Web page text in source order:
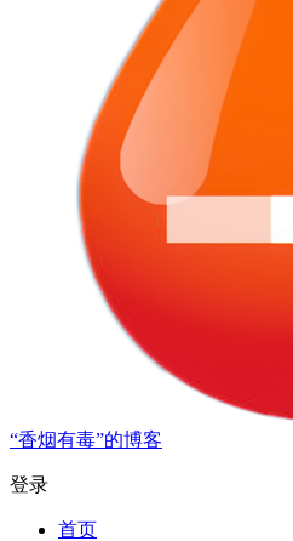
“香烟有毒”的博客
登录
首页